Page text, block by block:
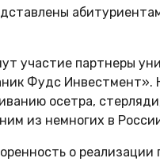
участие партнеры
Фудс
осетра,
из немногих в
о